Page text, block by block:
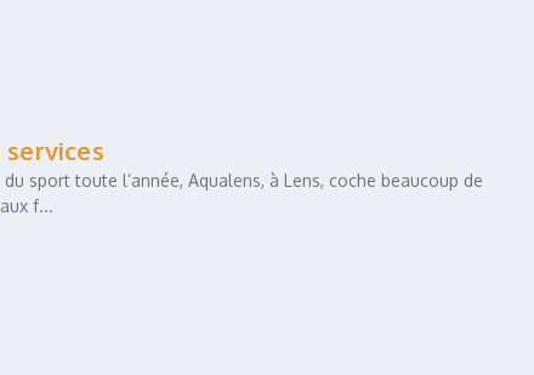
sport toute l’année, Aqualens, à Lens, coche beaucoup de
f...